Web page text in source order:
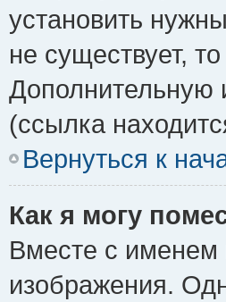
установить
не существует,
Дополнительную
(ссылка
Вернуться к
Как я могу
Вместе с именем
изображения.